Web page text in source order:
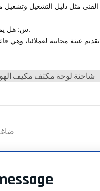
س: هل يمكنني الحصول على عينة مجانية؟ أحتاج إلى اختبار الجودة الخاصة بك أولا.
تقديم عينة مجانية لعملائنا،
شاحنة لوحة مكثف مكيف